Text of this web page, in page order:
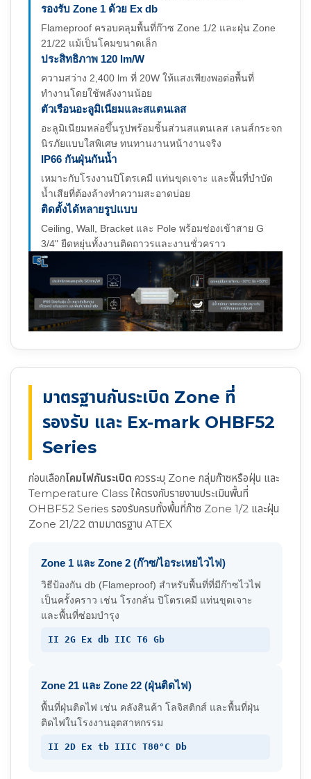
รองรับ Zone 1 ด้วย Ex db
Flameproof ครอบคลุมพื้นที่ก๊าซ Zone 1/2 และฝุ่น Zone
21/22 แม้เป็นโคมขนาดเล็ก
ประสิทธิภาพ 120 lm/W
ความสว่าง 2,400 lm ที่ 20W ให้แสงเพียงพอต่อพื้นที่
ทำงานโดยใช้พลังงานน้อย
ตัวเรือนอะลูมิเนียมและสแตนเลส
อะลูมิเนียมหล่อขึ้นรูปพร้อมชิ้นส่วนสแตนเลส เลนส์กระจก
นิรภัยแบบใสพิเศษ ทนทานงานหน้างานจริง
IP66 กันฝุ่นกันน้ำ
เหมาะกับโรงงานปิโตรเคมี แท่นขุดเจาะ และพื้นที่บำบัด
น้ำเสียที่ต้องล้างทำความสะอาดบ่อย
ติดตั้งได้หลายรูปแบบ
Ceiling, Wall, Bracket และ Pole พร้อมช่องเข้าสาย G
3/4" ยืดหยุ่นทั้งงานติดถาวรและงานชั่วคราว
มาตรฐานกันระเบิด Zone ที่
รองรับ และ Ex-mark OHBF52
Series
ก่อนเลือกโคมไฟกันระเบิด ควรระบุ Zone กลุ่มก๊าซหรือฝุ่น และ
Temperature Class ให้ตรงกับรายงานประเมินพื้นที่
OHBF52 Series รองรับครบทั้งพื้นที่ก๊าซ Zone 1/2 และฝุ่น
Zone 21/22 ตามมาตรฐาน ATEX
Zone 1 และ Zone 2 (ก๊าซ/ไอระเหยไวไฟ)
วิธีป้องกัน db (Flameproof) สำหรับพื้นที่ที่มีก๊าซไวไฟ
เป็นครั้งคราว เช่น โรงกลั่น ปิโตรเคมี แท่นขุดเจาะ
และพื้นที่ซ่อมบำรุง
II 2G Ex db IIC T6 Gb
Zone 21 และ Zone 22 (ฝุ่นติดไฟ)
พื้นที่ฝุ่นติดไฟ เช่น คลังสินค้า โลจิสติกส์ และพื้นที่ฝุ่น
ติดไฟในโรงงานอุตสาหกรรม
II 2D Ex tb IIIC T80°C Db